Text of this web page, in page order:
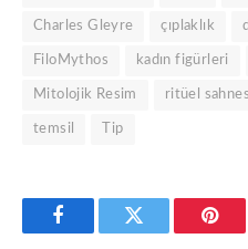
Charles Gleyre çıplaklık
FiloMythos kadın figürleri
Mitolojik Resim ritüel
temsil Tip
FacebookTwitter